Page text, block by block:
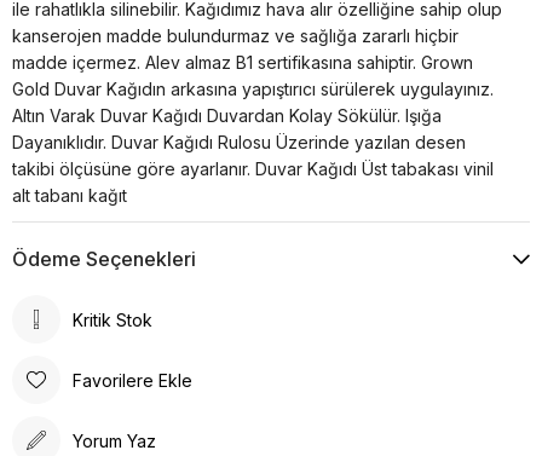
ile rahatlıkla silinebilir. Kağıdımız hava alır özelliğine sahip olup
kanserojen madde bulundurmaz ve sağlığa zararlı hiçbir
madde içermez. Alev almaz B1 sertifikasına sahiptir. Grown
Gold Duvar Kağıdın arkasına yapıştırıcı sürülerek uygulayınız.
Altın Varak Duvar Kağıdı Duvardan Kolay Sökülür. Işığa
Dayanıklıdır. Duvar Kağıdı Rulosu Üzerinde yazılan desen
takibi ölçüsüne göre ayarlanır. Duvar Kağıdı Üst tabakası vinil
alt tabanı kağıt
Ödeme Seçenekleri
Kritik Stok
Favorilere Ekle
Yorum Yaz